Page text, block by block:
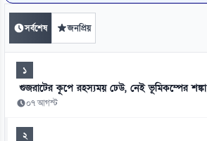
সর্বশেষ জনপ্রিয়
১
গুজরাটের কূপে রহস্যময় ঢেউ, নেই ভূমিকম্পের শঙ্কা
০৭ আগস্ট
২